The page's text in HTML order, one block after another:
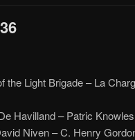
the Light Brigade – La
Havilland – Patric
Niven – C. Henry